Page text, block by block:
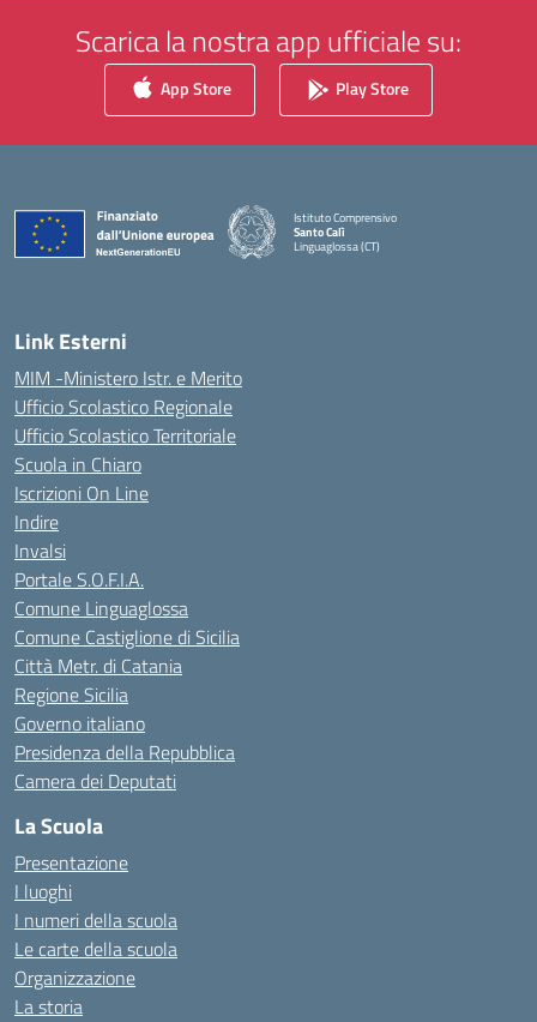
Scarica la nostra app ufficiale su:
App Store Play Store
Istituto Comprensivo
Santo Calì
Linguaglossa (CT)
— Visita la pagina iniziale della scuola
Link Esterni
MIM -Ministero Istr. e Merito
Ufficio Scolastico Regionale
Ufficio Scolastico Territoriale
Scuola in Chiaro
Iscrizioni On Line
Indire
Invalsi
Portale S.O.F.I.A.
Comune Linguaglossa
Comune Castiglione di Sicilia
Città Metr. di Catania
Regione Sicilia
Governo italiano
Presidenza della Repubblica
Camera dei Deputati
La Scuola
Presentazione
I luoghi
I numeri della scuola
Le carte della scuola
Organizzazione
La storia